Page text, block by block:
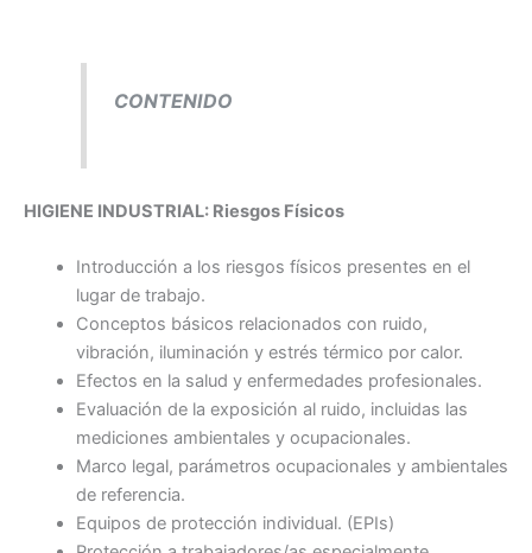
CONTENIDO
HIGIENE INDUSTRIAL: Riesgos Físicos
Introducción a los riesgos físicos presentes en el
lugar de trabajo.
Conceptos básicos relacionados con ruido,
vibración, iluminación y estrés térmico por calor.
Efectos en la salud y enfermedades profesionales.
Evaluación de la exposición al ruido, incluidas las
mediciones ambientales y ocupacionales.
Marco legal, parámetros ocupacionales y ambientales
de referencia.
Equipos de protección individual. (EPIs)